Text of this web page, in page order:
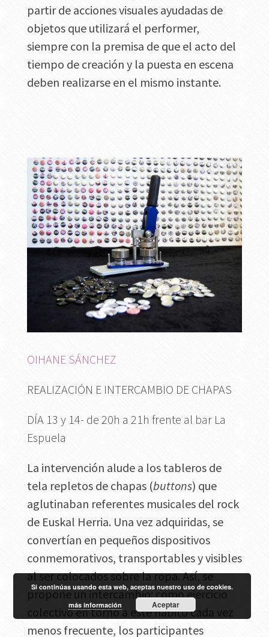
partir de acciones visuales ayudadas de
objetos que utilizará el performer,
siempre con la premisa de que el acto del
tiempo de creación y la puesta en escena
deben realizarse en el mismo instante.
OIHANE SÁNCHEZ
REALIZACIÓN E INTERCAMBIO DE CHAPAS
DÍA 13 y 14- de 20h a 21h frente al bar La
Espuela
La intervención alude a los tableros de
tela repletos de chapas (buttons) que
aglutinaban referentes musicales del rock
de Euskal Herria. Una vez adquiridas, se
convertían en pequeños dispositivos
conmemorativos, transportables y visibles
al ser colocados sobre la ropa. Así, se
propone un intercambio: como ejercicio
colectivo en torno a este hábito cada vez
menos frecuente, los participantes
Si continúas usando esta web, aceptas nuestro uso de cookies.
más información
Aceptar